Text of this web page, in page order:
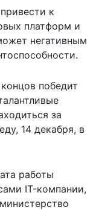
к
платформ и
негативным
победит
за
14 декабря, в
работы
IT-компании,